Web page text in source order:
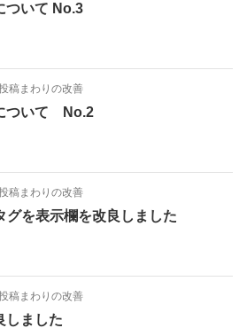
ついて No.3
稿まわりの改善
ついて No.2
稿まわりの改善
グを表示欄を改良しました
稿まわりの改善
しました